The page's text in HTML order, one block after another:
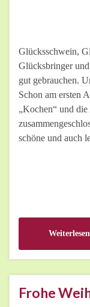
Glücksschwein,
Glücksbringer
gut gebrauchen.
Schon am ersten
„Kochen“ und
schöne und auch
Weiterlesen
Frohe